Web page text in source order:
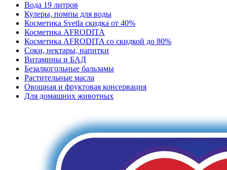
Вода 19 литров
Кулеры, помпы для воды
Косметика Svetla скидка от 40%
Косметика AFRODITA
Косметика AFRODITA со скидкой до 80%
Соки, нектары, напитки
Витамины и БАД
Безалкогольные бальзамы
Растительные масла
Овощная и фруктовая консервация
Для домашних животных